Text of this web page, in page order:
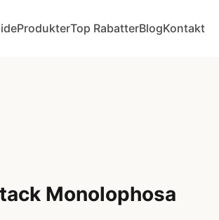
ProdukterTop RabatterBlogKontakt
Monolophosa